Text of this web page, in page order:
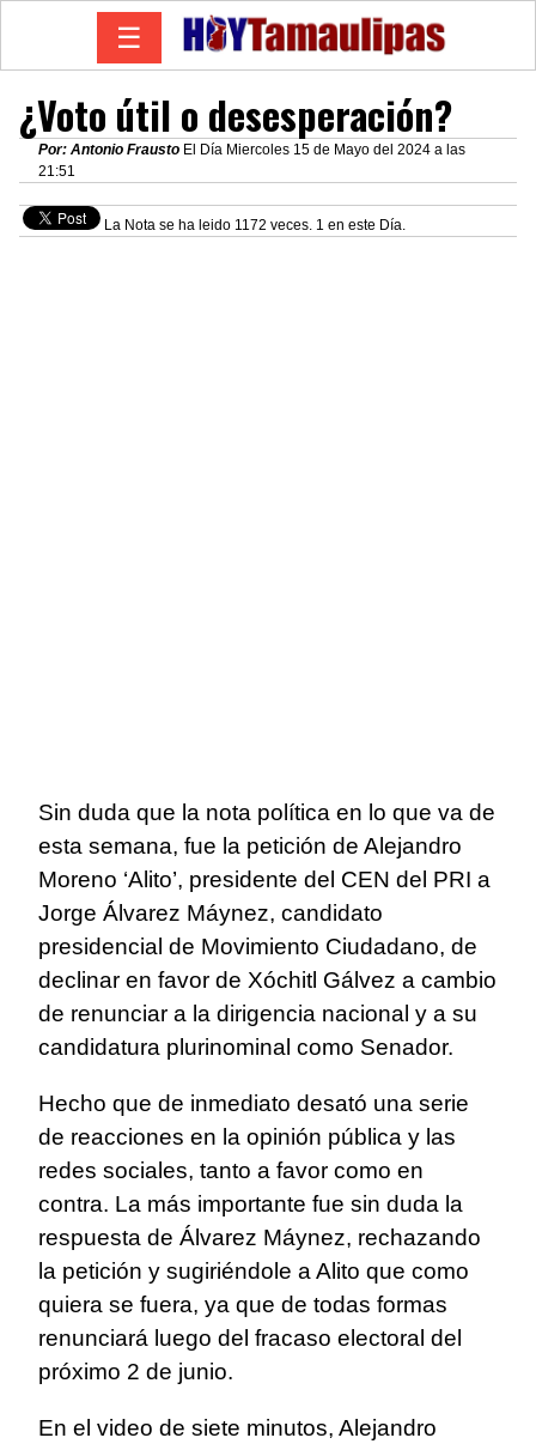
☰
¿Voto útil o desesperación?
Por: Antonio Frausto El Día Miercoles 15 de Mayo del 2024 a las
21:51
La Nota se ha leido 1172 veces. 1 en este Día.
Sin duda que la nota política en lo que va de
esta semana, fue la petición de Alejandro
Moreno ‘Alito’, presidente del CEN del PRI a
Jorge Álvarez Máynez, candidato
presidencial de Movimiento Ciudadano, de
declinar en favor de Xóchitl Gálvez a cambio
de renunciar a la dirigencia nacional y a su
candidatura plurinominal como Senador.
Hecho que de inmediato desató una serie
de reacciones en la opinión pública y las
redes sociales, tanto a favor como en
contra. La más importante fue sin duda la
respuesta de Álvarez Máynez, rechazando
la petición y sugiriéndole a Alito que como
quiera se fuera, ya que de todas formas
renunciará luego del fracaso electoral del
próximo 2 de junio.
En el video de siete minutos, Alejandro